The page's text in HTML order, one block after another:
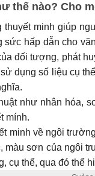
thế nào? Cho
thuyết minh giúp
hấp dẫn cho
đối tượng, phát
dụng số liệu cụ
như nhân hóa,
mính.
minh về ngôi
màu sơn của ngôi
cụ thể, qua đó thể